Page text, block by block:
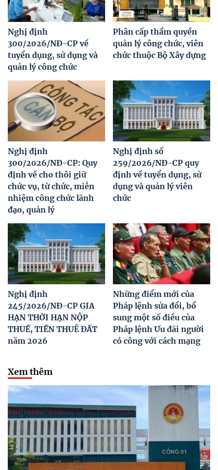
Nghị định
300/2026/NĐ-CP về
tuyển dụng, sử dụng và
quản lý công chức
Phân cấp thẩm quyền
quản lý công chức, viên
chức thuộc Bộ Xây dựng
Nghị định
300/2026/NĐ-CP: Quy
định về cho thôi giữ
chức vụ, từ chức, miễn
nhiệm công chức lãnh
đạo, quản lý
Nghị định số
259/2026/NĐ-CP quy
định về tuyển dụng, sử
dụng và quản lý viên
chức
Nghị định
245/2026/NĐ-CP GIA
HẠN THỜI HẠN NỘP
THUẾ, TIỀN THUÊ ĐẤT
năm 2026
Những điểm mới của
Pháp lệnh sửa đổi, bổ
sung một số điều của
Pháp lệnh Ưu đãi người
có công với cách mạng
Xem thêm